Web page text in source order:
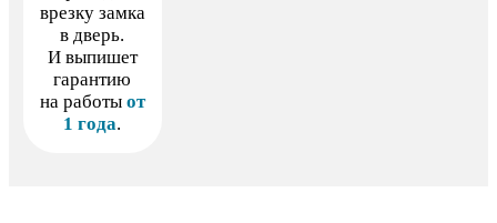
врезку замка
в дверь.
И выпишет
гарантию
на работы от
1 года.